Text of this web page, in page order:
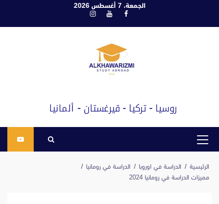
الجمعة، 7 أغسطس 2026
فيسبوكيوتيوبانستغرام
القائمة
الرئيسية الدراسة في اوروبا
الدراسة في رومانيا
مميزات الدراسة في رومانيا 2024